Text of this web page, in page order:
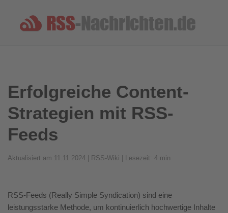
Erfolgreiche Content-
Strategien mit RSS-
Feeds
Aktualisiert am 11.11.2024 | RSS-Wiki | Lesezeit: 4 min
RSS-Feeds (Really Simple Syndication) sind eine
leistungsstarke Methode, um kontinuierlich hochwertige Inhalte